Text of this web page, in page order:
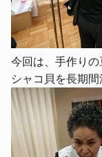
今回は、手作り
シャコ貝を長期